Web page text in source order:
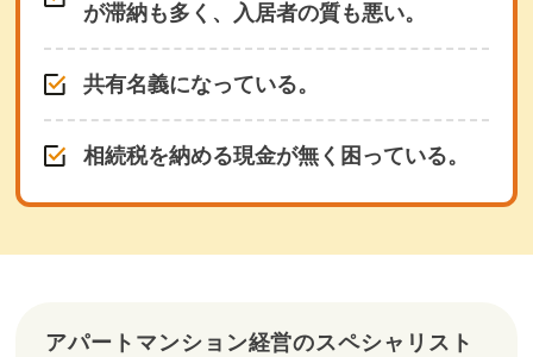
が滞納も多く、入居者の質も悪い。
共有名義になっている。
相続税を納める現金が無く困っている。
アパートマンション経営のスペシャリスト